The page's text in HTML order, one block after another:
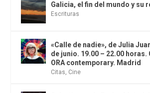
Galicia, el fin del mundo y su
Escrituras
«Calle de nadie», de Julia
de junio. 19.00 – 22.00 horas.
ORA contemporary. Madrid
Citas, Cine